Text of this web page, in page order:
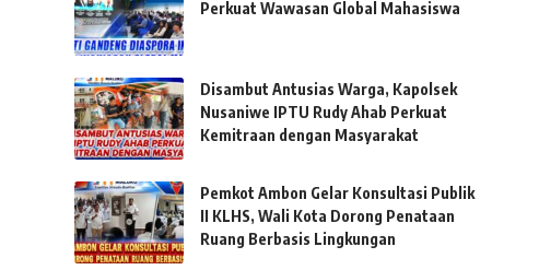
Perkuat Wawasan Global Mahasiswa
Disambut Antusias Warga, Kapolsek
Nusaniwe IPTU Rudy Ahab Perkuat
Kemitraan dengan Masyarakat
Pemkot Ambon Gelar Konsultasi Publik
II KLHS, Wali Kota Dorong Penataan
Ruang Berbasis Lingkungan